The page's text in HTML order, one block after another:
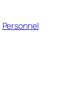
Personnel